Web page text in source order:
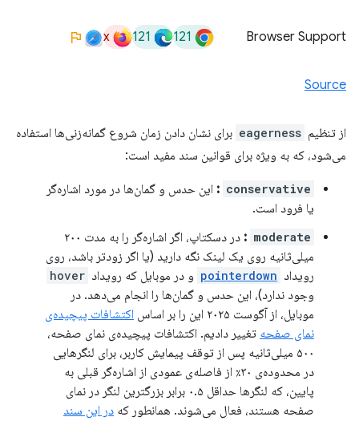
Browser Support
121
121
x
Source
از تنظیم eagerness برای نشان دادن زمان شروع گمانه‌زنی‌ها استفاده
می‌شود، که به ویژه برای قوانین سند مفید است:
conservative
: این حدس و گمان‌ها در مورد اشاره‌گر
یا فرود است.
moderate
:
در دسکتاپ، اگر اشاره‌گر را به مدت ۲۰۰
میلی‌ثانیه روی یک لینک نگه دارید (یا اگر زودتر باشد، روی
رویداد pointerdown و در موبایل که رویداد hover
وجود ندارد)، این حدس و گمان‌ها را انجام می‌دهد. در
موبایل، از آگوست ۲۰۲۵ این را بر اساس
اکتشافات پیچیده‌ی
نمای صفحه تغییر دادیم. اکتشافات پیچیده‌ی نمای صفحه،
۵۰۰ میلی‌ثانیه پس از توقف پیمایش کاربر، برای لنگرهایی
در محدوده‌ی ۳۰٪ از فاصله‌ی عمودی از اشاره‌گر قبلی به
پایین، که لنگرها حداقل ۰.۵ برابر بزرگترین لنگر در نمای
صفحه هستند، فعال می‌شوند. همانطور که در این سند